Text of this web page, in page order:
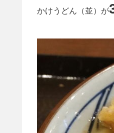
かけうどん（並）が